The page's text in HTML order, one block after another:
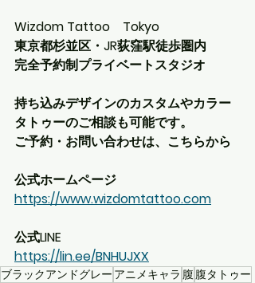
Wizdom Tattoo　Tokyo
東京都杉並区・JR荻窪駅徒歩圏内
完全予約制プライベートスタジオ
持ち込みデザインのカスタムやカラー
タトゥーのご相談も可能です。
ご予約・お問い合わせは、こちらから
公式ホームページ
https://www.wizdomtattoo.com
公式LINE
https://lin.ee/BNHUJXX
ブラックアンドグレー アニメキャラ 腹 腹タトゥー